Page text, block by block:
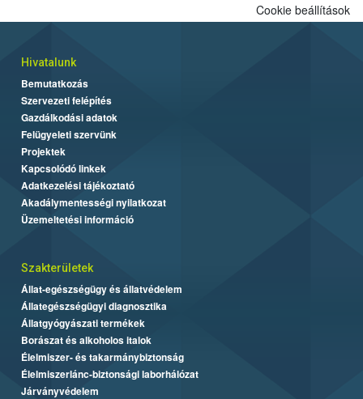
Cookie beállítások
Hivatalunk
Bemutatkozás
Szervezeti felépítés
Gazdálkodási adatok
Felügyeleti szervünk
Projektek
Kapcsolódó linkek
Adatkezelési tájékoztató
Akadálymentességi nyilatkozat
Üzemeltetési információ
Szakterületek
Állat-egészségügy és állatvédelem
Állategészségügyi diagnosztika
Állatgyógyászati termékek
Borászat és alkoholos italok
Élelmiszer- és takarmánybiztonság
Élelmiszerlánc-biztonsági laborhálózat
Járványvédelem